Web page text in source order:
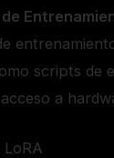
scripts de
a